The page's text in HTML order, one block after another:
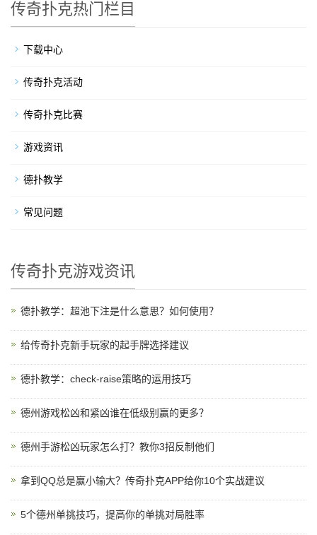
传奇扑克热门栏目
下载中心
传奇扑克活动
传奇扑克比赛
游戏资讯
德扑教学
常见问题
传奇扑克游戏资讯
德扑教学：超池下注是什么意思？如何使用？
给传奇扑克新手玩家的起手牌选择建议
德扑教学：check-raise策略的运用技巧
德州游戏松凶和紧凶谁在低级别赢的更多？
德州手游松凶玩家怎么打？教你3招反制他们
拿到QQ总是赢小输大？传奇扑克APP给你10个实战建议
5个德州单挑技巧，提高你的单挑对局胜率